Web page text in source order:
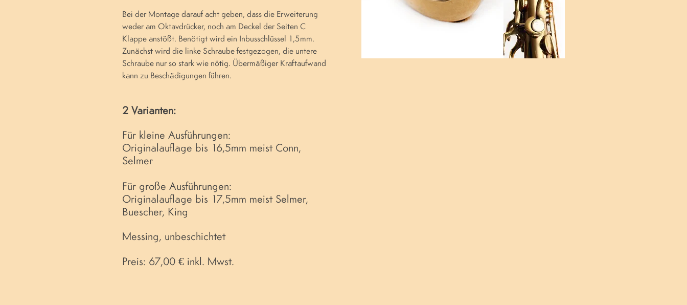
Bei der Montage darauf acht geben, dass die Erweiterung
weder am Oktavdrücker, noch am Deckel der Seiten C
Klappe anstößt. Benötigt wird ein Inbusschlüssel 1,5mm.
Zunächst wird die linke Schraube festgezogen, die untere
Schraube nur so stark wie nötig. Übermäßiger Kraftaufwand
kann zu Beschädigungen führen.
2 Varianten:
Für kleine Ausführungen:
Originalauflage bis 16,5mm meist Conn,
Selmer
Für große Ausführungen:
Originalauflage bis 17,5mm meist Selmer,
Buescher, King
Messing, unbeschichtet
Preis: 67,00 € inkl. Mwst.